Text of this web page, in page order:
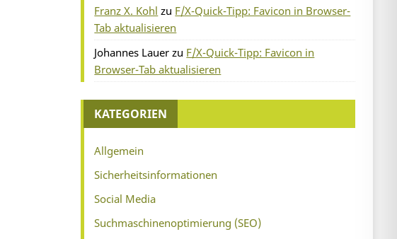
Franz X. Kohl zu F/X-Quick-Tipp: Favicon in Browser-
Tab aktualisieren
Johannes Lauer zu F/X-Quick-Tipp: Favicon in
Browser-Tab aktualisieren
KATEGORIEN
Allgemein
Sicherheitsinformationen
Social Media
Suchmaschinenoptimierung (SEO)